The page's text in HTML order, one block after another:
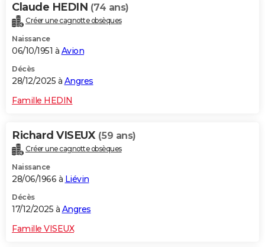
Claude HEDIN (74 ans)
Créer une cagnotte obsèques
Naissance
06/10/1951 à Avion
Décès
28/12/2025 à Angres
Famille HEDIN
Richard VISEUX (59 ans)
Créer une cagnotte obsèques
Naissance
28/06/1966 à Liévin
Décès
17/12/2025 à Angres
Famille VISEUX